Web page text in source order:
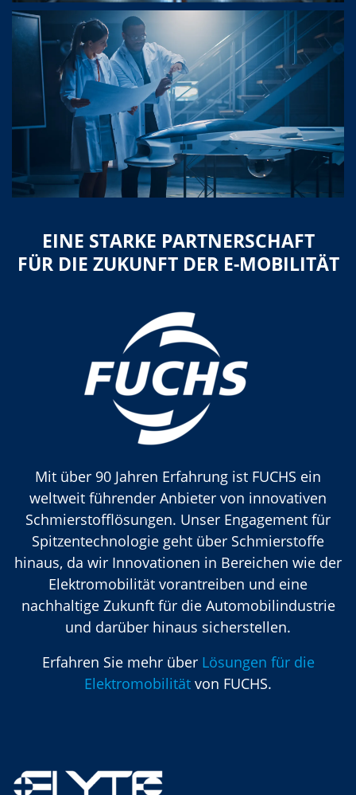
EINE STARKE PARTNERSCHAFT
FÜR DIE ZUKUNFT DER E-MOBILITÄT
Mit über 90 Jahren Erfahrung ist FUCHS ein
weltweit führender Anbieter von innovativen
Schmierstofflösungen. Unser Engagement für
Spitzentechnologie geht über Schmierstoffe
hinaus, da wir Innovationen in Bereichen wie der
Elektromobilität vorantreiben und eine
nachhaltige Zukunft für die Automobilindustrie
und darüber hinaus sicherstellen.
Erfahren Sie mehr über Lösungen für die
Elektromobilität von FUCHS.